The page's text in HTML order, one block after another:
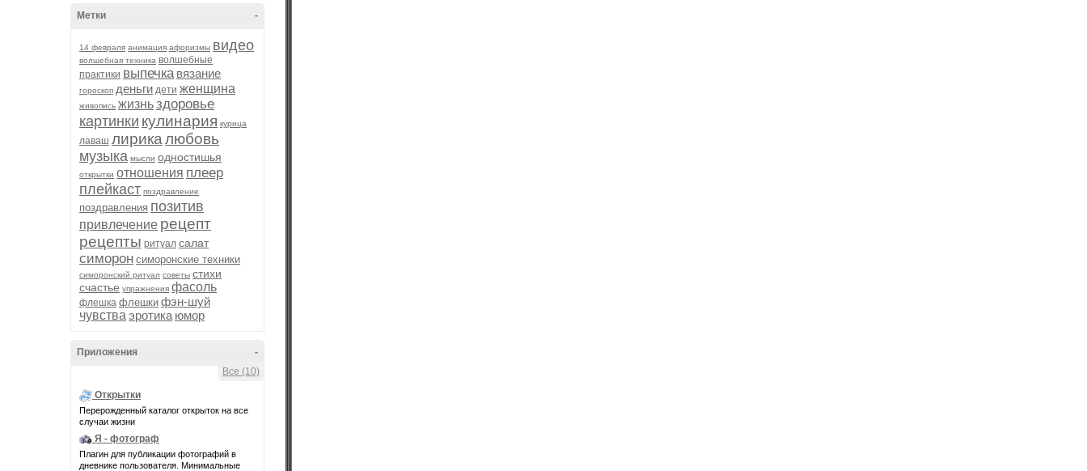
-
Метки
14 февраля анимация афоризмы видео
волшебная техника волшебные
практики выпечка вязание
гороскоп деньги дети женщина
живопись жизньздоровье
картинки кулинария курица
лаваш лирикалюбовь
музыка мысли одностишья
открытки отношения плеер
плейкаст поздравление
поздравления позитив
привлечение рецепт
рецепты ритуал салат
симорон симоронские техники
симоронский ритуал советы стихи
счастье упражнения фасоль
флешка флешки фэн-шуй
чувства эротика юмор
-
Приложения
Все (10)
Открытки
Перерожденный каталог открыток на все
случаи жизни
Я - фотограф
Плагин для публикации фотографий в
дневнике пользователя. Минимальные